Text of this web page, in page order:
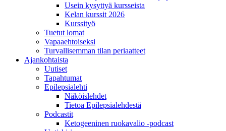
Usein kysyttyä kursseista
Kelan kurssit 2026
Kurssityö
Tuetut lomat
Vapaaehtoiseksi
Turvallisemman tilan periaatteet
Ajankohtaista
Uutiset
Tapahtumat
Epilepsialehti
Näköislehdet
Tietoa Epilepsialehdestä
Podcastit
Ketogeeninen ruokavalio -podcast